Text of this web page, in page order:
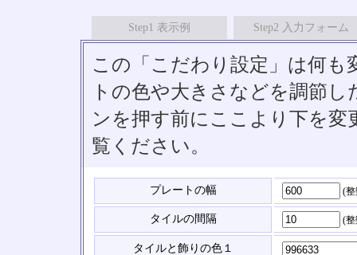
Step1 表示例 Step2 入力フォーム
この「こだわり設定」は何
トの色や大きさなどを調節
ンを押す前にここより下を
覧ください。
プレートの幅 (
タイルの間隔 (
タイルと飾りの色１